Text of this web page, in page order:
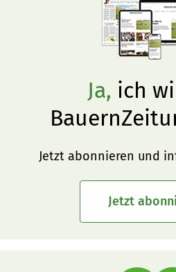
Ja, ich
Jetzt abonnieren und
Jetzt